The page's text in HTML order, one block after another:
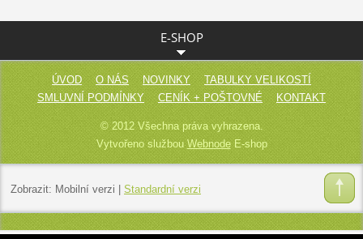
E-SHOP
ÚVOD O NÁS NOVINKY
TABULKY VELIKOSTÍ
SMLUVNÍ PODMÍNKY
CENÍK + POŠTOVNÉ KONTAKT
© 2012 Všechna práva vyhrazena.
Vytvořeno službouWebnodeE-shop
Zobrazit: Mobilní verzi Standardní verzi